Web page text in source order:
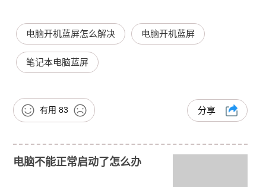
电脑开机蓝屏怎么解决 电脑开机蓝屏
笔记本电脑蓝屏
有用 83 分享
电脑不能正常启动了怎么办